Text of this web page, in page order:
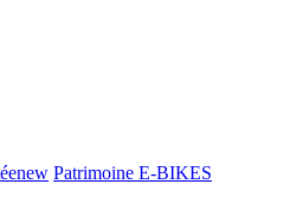
new Patrimoine E-BIKES